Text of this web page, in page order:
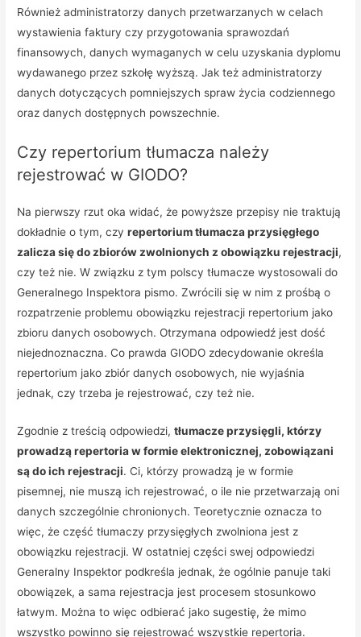
Również administratorzy danych przetwarzanych w celach
wystawienia faktury czy przygotowania sprawozdań
finansowych, danych wymaganych w celu uzyskania dyplomu
wydawanego przez szkołę wyższą. Jak też administratorzy
danych dotyczących pomniejszych spraw życia codziennego
oraz danych dostępnych powszechnie.
Czy repertorium tłumacza należy
rejestrować w GIODO?
Na pierwszy rzut oka widać, że powyższe przepisy nie traktują
dokładnie o tym, czyrepertorium tłumacza przysięgłego
zalicza się do zbiorów zwolnionych z obowiązku rejestracji,
czy też nie. W związku z tym polscy tłumacze wystosowali do
Generalnego Inspektora pismo. Zwrócili się w nim z prośbą o
rozpatrzenie problemu obowiązku rejestracji repertorium jako
zbioru danych osobowych. Otrzymana odpowiedź jest dość
niejednoznaczna. Co prawda GIODO zdecydowanie określa
repertorium jako zbiór danych osobowych, nie wyjaśnia
jednak, czy trzeba je rejestrować, czy też nie.
Zgodnie z treścią odpowiedzi,tłumacze przysięgli, którzy
prowadzą repertoria w formie elektronicznej, zobowiązani
są do ich rejestracji. Ci, którzy prowadzą je w formie
pisemnej, nie muszą ich rejestrować, o ile nie przetwarzają oni
danych szczególnie chronionych. Teoretycznie oznacza to
więc, że część tłumaczy przysięgłych zwolniona jest z
obowiązku rejestracji. W ostatniej części swej odpowiedzi
Generalny Inspektor podkreśla jednak, że ogólnie panuje taki
obowiązek, a sama rejestracja jest procesem stosunkowo
łatwym. Można to więc odbierać jako sugestię, że mimo
wszystko powinno się rejestrować wszystkie repertoria.